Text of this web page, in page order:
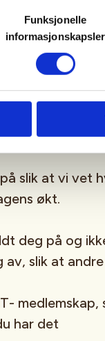
Funksjonelle
informasjonskapsler
slik at vi vet
økt.
deg på og
av, slik at
medlemskap,
har det